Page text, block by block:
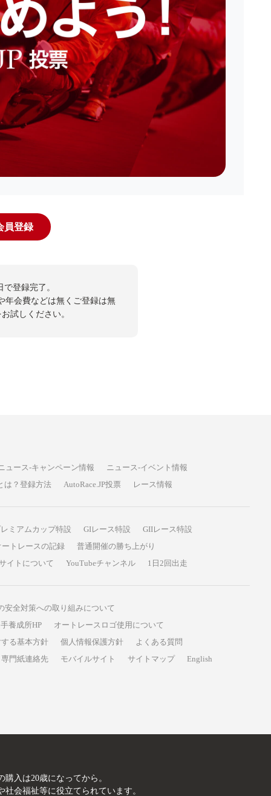
員登録
登録完了。
年会費などは無くご登録は無
試しください。
ュース-キャンペーン情報
ニュース-イベント情報
は？登録方法
AutoRace.JP投票 レース情報
ミアムカップ特設 GIレース特設
GIIレース特設
ートレースの記録
普通開催の勝ち上がり
イトについて
YouTubeチャンネル 1日2回出走
安全対策への取り組みについて
養成所HP
オートレースロゴ使用について
る基本方針
個人情報保護方針
よくある質問
専門紙連絡先
モバイルサイト サイトマップ English
購入は20歳になってから。
会福祉等に役立てられています。